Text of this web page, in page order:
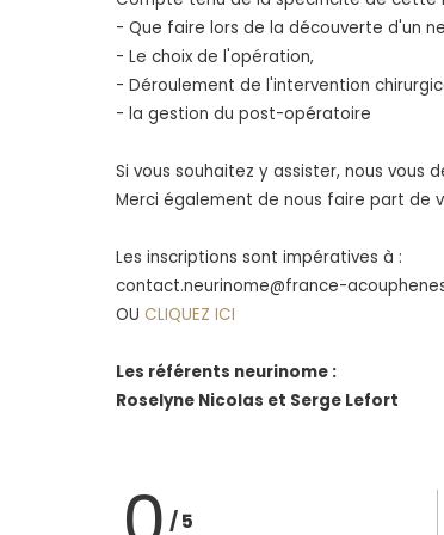
- Que faire lors de la découverte d'un
- Le choix de l'opération,
- Déroulement de l'intervention
- la gestion du post-opératoire
Si vous souhaitez y assister, nous vous
Merci également de nous faire part de
Les inscriptions sont impératives à :
contact.neurinome@france-
OU CLIQUEZ ICI
Les référents neurinome :
Roselyne Nicolas et Serge Lefort
/5